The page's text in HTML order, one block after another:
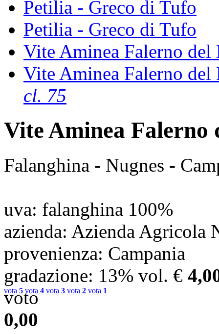
Petilia - Greco di Tufo
Petilia - Greco di Tufo
Vite Aminea Falerno del
Vite Aminea Falerno del
cl. 75
Vite Aminea Falerno
Falanghina - Nugnes -
uva: falanghina 100%
azienda: Azienda Agricola
provenienza: Campania
gradazione: 13% vol. €
vota 5 vota 4 vota 3 vota 2 vota 1
voto
0,00